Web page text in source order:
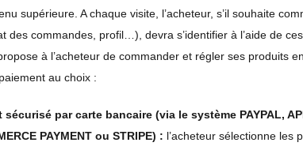
supérieure. A chaque visite, l’acheteur, s’il souhaite
des commandes, profil…), devra s’identifier à l’aide de
à l’acheteur de commander et régler ses produits
au choix :
sécurisé par carte bancaire (via le système PAYPAL,
PAYMENT ou STRIPE) : l’acheteur sélectionne les